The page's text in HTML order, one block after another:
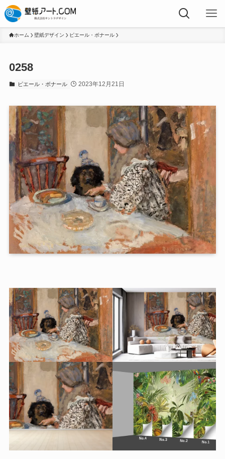
ホーム 壁紙デザイン ピエール・ボナール
0258
ピエール・ボナール 2023年12月21日